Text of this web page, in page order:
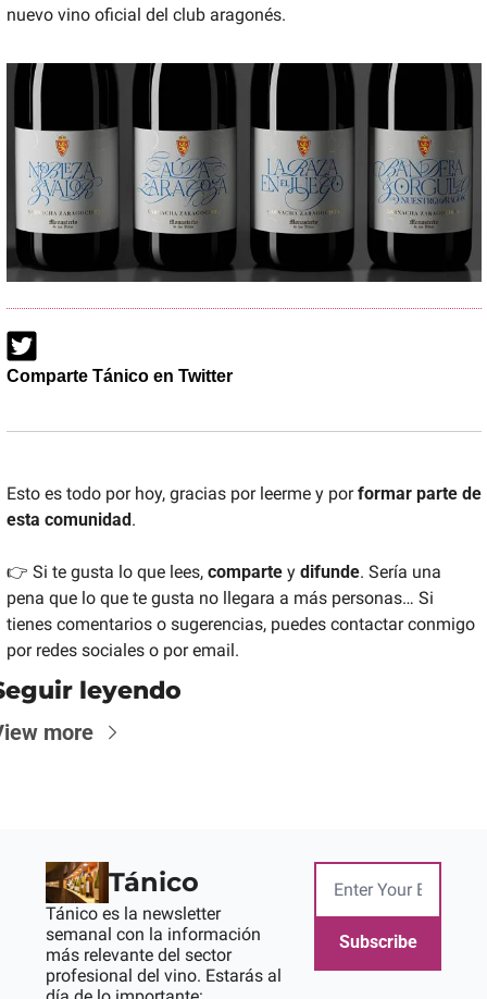
nuevo vino oficial del club aragonés.
Comparte Tánico en Twitter
Esto es todo por hoy, gracias por leerme y por formar parte de
esta comunidad.
👉 Si te gusta lo que lees, comparte y difunde. Sería una
pena que lo que te gusta no llegara a más personas… Si
tienes comentarios o sugerencias, puedes contactar conmigo
por redes sociales o por email.
leyendo
more
Tánico
Tánico es la newsletter
semanal con la información
más relevante del sector
profesional del vino. Estarás al
Subscribe